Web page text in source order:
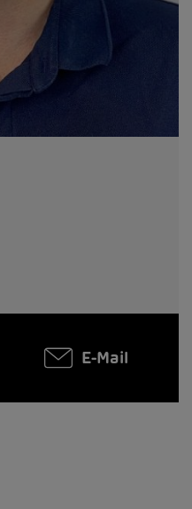
E-Mail